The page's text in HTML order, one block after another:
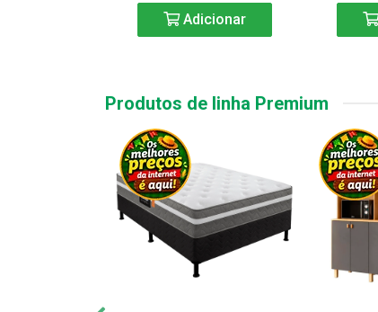
Adicionar
Produtos de linha Premium